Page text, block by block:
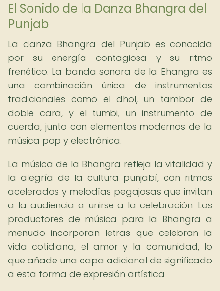
El Sonido de la Danza Bhangra del
Punjab
La danza Bhangra del Punjab es conocida
por su energía contagiosa y su ritmo
frenético. La banda sonora de la Bhangra es
una combinación única de instrumentos
tradicionales como el dhol, un tambor de
doble cara, y el tumbi, un instrumento de
cuerda, junto con elementos modernos de la
música pop y electrónica.
La música de la Bhangra refleja la vitalidad y
la alegría de la cultura punjabí, con ritmos
acelerados y melodías pegajosas que invitan
a la audiencia a unirse a la celebración. Los
productores de música para la Bhangra a
menudo incorporan letras que celebran la
vida cotidiana, el amor y la comunidad, lo
que añade una capa adicional de significado
a esta forma de expresión artística.